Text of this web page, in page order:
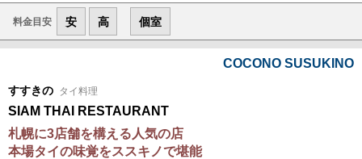
料金目安 安 高 個室
COCONO SUSUKINO
すすきの タイ料理
SIAM THAI RESTAURANT
札幌に3店舗を構える人気の店
本場タイの味覚をススキノで堪能